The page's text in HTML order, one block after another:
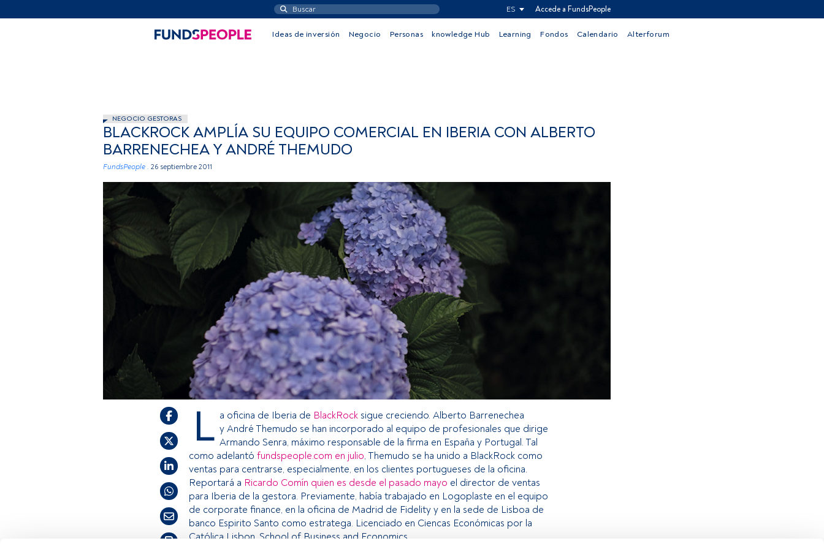
ES Accede a FundsPeople
Ideas de inversión Negocio Personas knowledge Hub Learning Fondos Calendario Alterforum
NEGOCIO GESTORAS
BLACKROCK AMPLÍA SU EQUIPO COMERCIAL EN IBERIA CON ALBERTO
BARRENECHEA Y ANDRÉ THEMUDO
FundsPeople . 26 septiembre 2011
L a oficina de Iberia de BlackRock sigue creciendo. Alberto Barrenechea
y André Themudo se han incorporado al equipo de profesionales que dirige
Armando Senra, máximo responsable de la firma en España y Portugal. Tal
como adelantó fundspeople.com en julio, Themudo se ha unido a BlackRock como
ventas para centrarse, especialmente, en los clientes portugueses de la oficina.
Reportará a Ricardo Comín quien es desde el pasado mayo el director de ventas
para Iberia de la gestora. Previamente, había trabajado en Logoplaste en el equipo
de corporate finance, en la oficina de Madrid de Fidelity y en la sede de Lisboa de
banco Espirito Santo como estratega. Licenciado en Ciencas Económicas por la
Católica Lisbon, School of Business and Economics.